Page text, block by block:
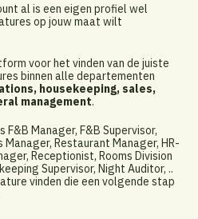
al is een eigen profiel wel
op jouw maat wilt
voor het vinden van de juiste
binnen alle departementen
housekeeping, sales,
management.
Manager, F&B Supervisor,
Restaurant Manager, HR-
Receptionist, Rooms Division
Supervisor, Night Auditor, ..
vinden die een volgende stap